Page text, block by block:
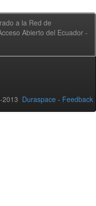
a la Red de
Abierto del Ecuador -
2013 Duraspace - Feedback